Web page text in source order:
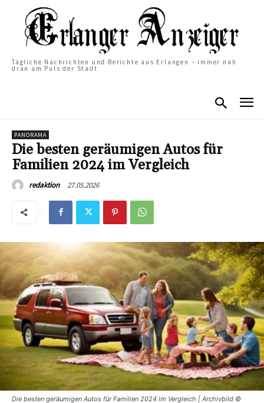
Tägliche Nachrichten und Berichte aus Erlangen – immer nah
dran am Puls der Stadt
PANORAMA
Die besten geräumigen Autos für
Familien 2024 im Vergleich
redaktion 27.05.2026
Die besten geräumigen Autos für Familien 2024 im Vergleich | Archivbild ©